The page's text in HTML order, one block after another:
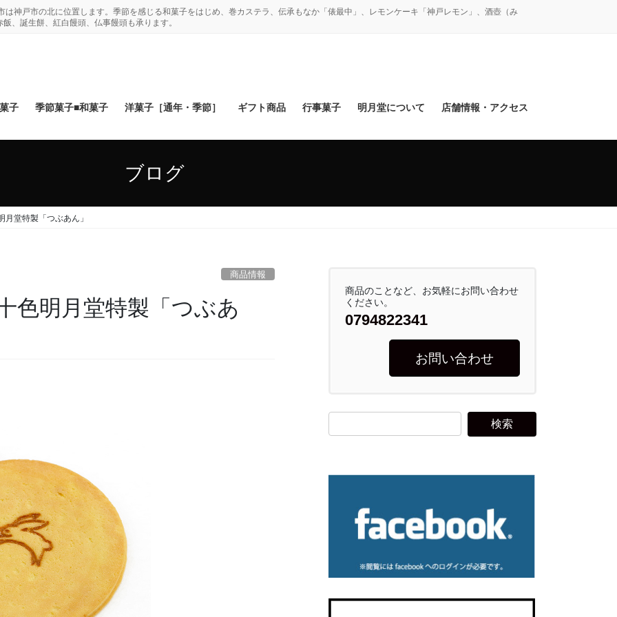
神戸市の北に位置します。季節を感じる和菓子をはじめ、巻カステラ、伝承もなか「俵最中」、レモンケーキ「神戸レモン」、酒壺（み
、誕生餅、紅白饅頭、仏事饅頭も承ります。
子 季節菓子■和菓子 洋菓子［通年・季節］ ギフト商品 行事菓子 明月堂について 店舗情報・アクセス
ブログ
堂特製「つぶあん」
商品情報
色明月堂特製「つぶあ
商品のことなど、お気軽にお問い合わせ
ください。
0794822341
お問い合わせ